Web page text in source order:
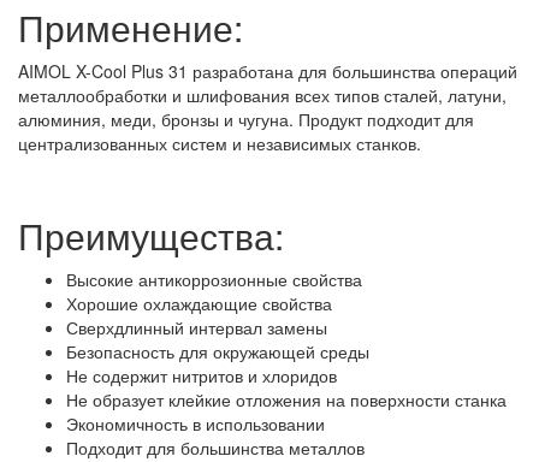
Применение:
AIMOL X-Cool Plus 31 разработана для большинства операций
металлообработки и шлифования всех типов сталей, латуни,
алюминия, меди, бронзы и чугуна. Продукт подходит для
централизованных систем и независимых станков.
Преимущества:
Высокие антикоррозионные свойства
Хорошие охлаждающие свойства
Сверхдлинный интервал замены
Безопасность для окружающей среды
Не содержит нитритов и хлоридов
Не образует клейкие отложения на поверхности станка
Экономичность в использовании
Подходит для большинства металлов